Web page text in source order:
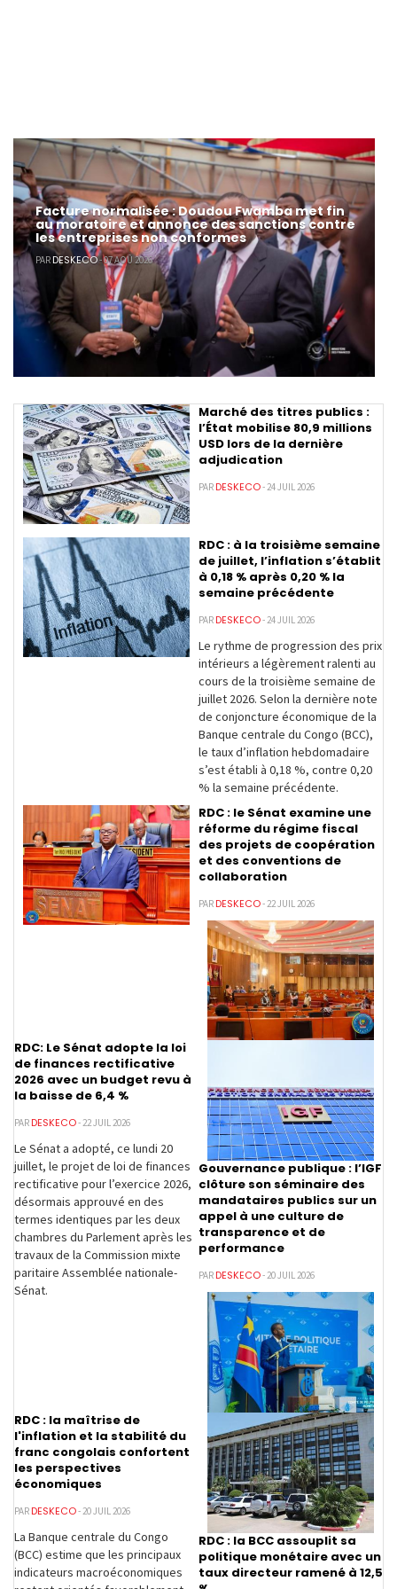
Facture normalisée : Doudou Fwamba met fin
au moratoire et annonce des sanctions contre
les entreprises non conformes
PARDESKECO- 07 AOÛ 2026
Marché des titres publics :
l’État mobilise 80,9 millions
USD lors de la dernière
adjudication
PAR DESKECO- 24 JUIL 2026
RDC : à la troisième semaine
de juillet, l’inflation s’établit
à 0,18 % après 0,20 % la
semaine précédente
PAR DESKECO- 24 JUIL 2026
Le rythme de progression des prix
intérieurs a légèrement ralenti au
cours de la troisième semaine de
juillet 2026. Selon la dernière note
de conjoncture économique de la
Banque centrale du Congo (BCC),
le taux d’inflation hebdomadaire
s’est établi à 0,18 %, contre 0,20
% la semaine précédente.
RDC : le Sénat examine une
réforme du régime fiscal
des projets de coopération
et des conventions de
collaboration
PAR DESKECO- 22 JUIL 2026
RDC: Le Sénat adopte la loi
de finances rectificative
2026 avec un budget revu à
la baisse de 6,4 %
PAR DESKECO- 22 JUIL 2026
Le Sénat a adopté, ce lundi 20
juillet, le projet de loi de finances
rectificative pour l’exercice 2026,
désormais approuvé en des
termes identiques par les deux
chambres du Parlement après les
travaux de la Commission mixte
paritaire Assemblée nationale-
Sénat.
Gouvernance publique : l’IGF
clôture son séminaire des
mandataires publics sur un
appel à une culture de
transparence et de
performance
PAR DESKECO- 20 JUIL 2026
RDC : la maîtrise de
l'inflation et la stabilité du
franc congolais confortent
les perspectives
économiques
PAR DESKECO- 20 JUIL 2026
La Banque centrale du Congo
(BCC) estime que les principaux
indicateurs macroéconomiques
RDC : la BCC assouplit sa
politique monétaire avec un
taux directeur ramené à 12,5